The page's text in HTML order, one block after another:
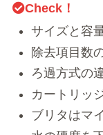
Check！
サイズと容
除去項目数
ろ過方式の
カートリッ
ブリタはマ